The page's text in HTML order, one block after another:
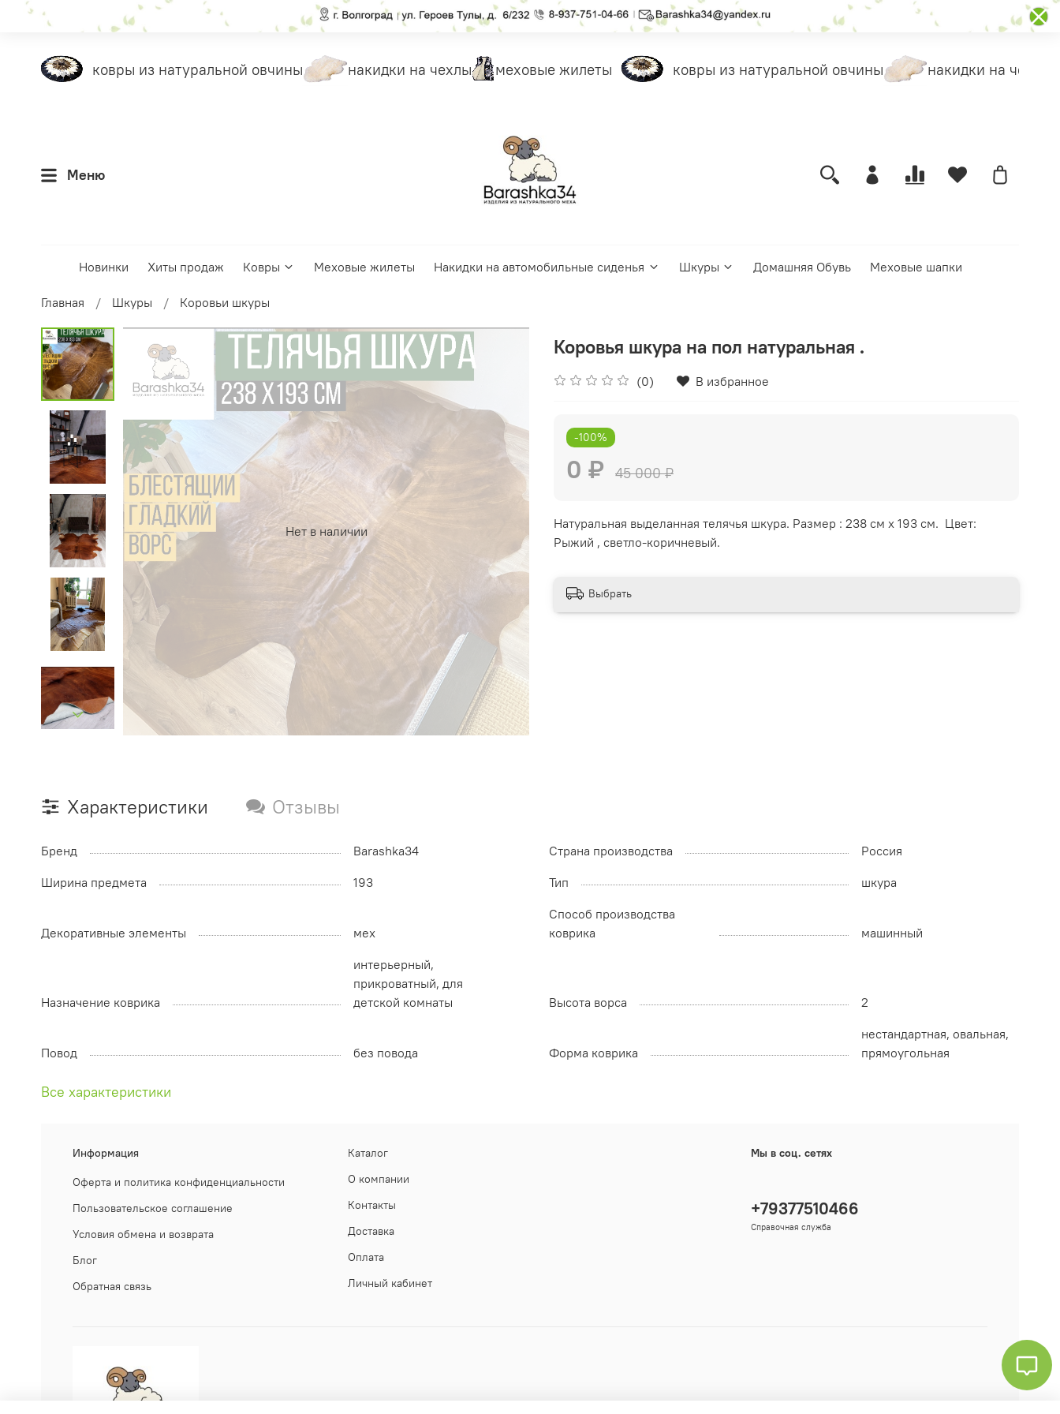
ковры из натуральной овчины накидки на чехлы меховые жилеты ковры из натуральной овчины накидки на чехлы
Меню
Новинки Хиты продаж Ковры Меховые жилеты Накидки на автомобильные сиденья Шкуры Домашняя Обувь Меховые шапки
Главная Шкуры Коровьи шкуры
Нет в наличии
Коровья шкура на пол натуральная .
(0) В избранное
-100%
0 ₽ 45 000 ₽
Натуральная выделанная телячья шкура. Размер : 238 см х 193 см. Цвет:
Рыжий , светло-коричневый.
Выбрать
Характеристики Отзывы
Бренд Barashka34 Страна производства
Россия
Ширина предмета
193 Тип шкура
Декоративные элементы мех
Способ производства
коврика
машинный
Назначение коврика
интерьерный,
прикроватный, для
детской комнаты
Высота ворса 2
Повод без повода Форма коврика
нестандартная, овальная,
прямоугольная
Все характеристики
Информация
Оферта и политика конфиденциальности
Пользовательское соглашение
Условия обмена и возврата
Блог
Обратная связь
Каталог
О компании
Контакты
Доставка
Оплата
Личный кабинет
Мы в соц. сетях
+79377510466
Справочная служба